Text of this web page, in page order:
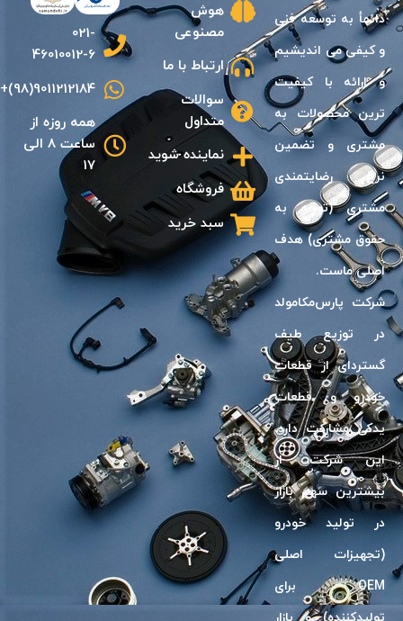
دائمأ به توسعه فنى
و كيفی مى انديشیم
و ارائه با كيفيت
ترين محصولات به
مشترى و تضمين
نرخ رضايتمندى
مشترى (توجه به
حقوق مشترى) هدف
اصلى ماست.
شرکت پارس‌مکامولد
در توزیع طیف
گسترد‌ای از قطعات
خودرو و قطعات
یدکی مشارکت دارد.
این شرکت، از
بیشترین سهم بازار
در تولید خودرو
(تجهیزات اصلی
OEM برای
هوش
مصنوعی
ارتباط با ما
سوالات
متداول
نماینده شوید
فروشگاه
سبد خرید
021-
46010012-6
9011212184(98)+
همه روزه از
ساعت 8 الی
17